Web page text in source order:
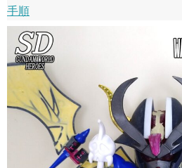
手順